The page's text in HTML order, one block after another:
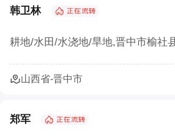
土地流转怎样实施才能
北京市农村土地经营权
宁夏二轮土地延包1634
韩卫林
耕地/水田/水浇地/旱地,晋中市榆社
山西省-晋中市
郑军